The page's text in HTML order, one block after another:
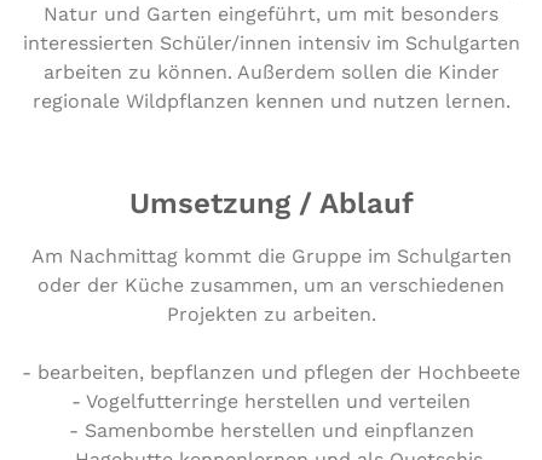
Natur und Garten eingeführt, um mit besonders
interessierten Schüler/innen intensiv im Schulgarten
arbeiten zu können. Außerdem sollen die Kinder
regionale Wildpflanzen kennen und nutzen lernen.
Umsetzung / Ablauf
Am Nachmittag kommt die Gruppe im Schulgarten
oder der Küche zusammen, um an verschiedenen
Projekten zu arbeiten.
- bearbeiten, bepflanzen und pflegen der Hochbeete
- Vogelfutterringe herstellen und verteilen
- Samenbombe herstellen und einpflanzen